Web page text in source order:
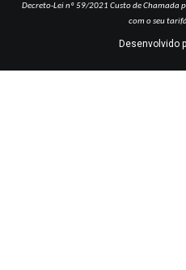
Decreto-Lei nº 59/2021 Custo de Chamada
com o seu
Desenvolvido